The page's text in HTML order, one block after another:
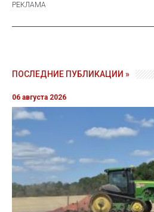
ПОСЛЕДНИЕ ПУБЛИКАЦИИ »
06 августа 2026